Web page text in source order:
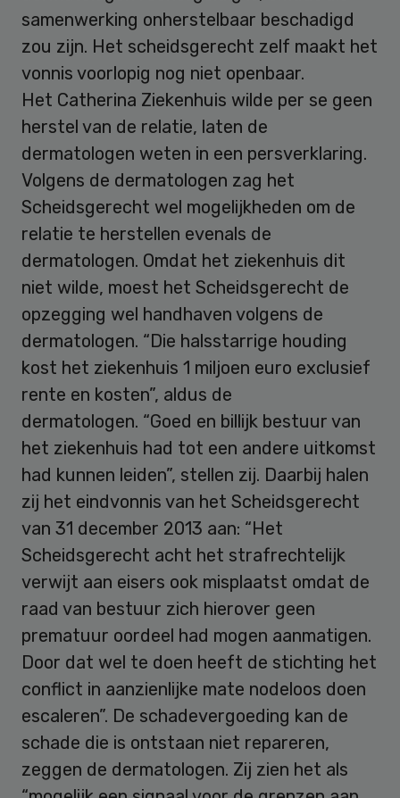
samenwerking onherstelbaar beschadigd
zou zijn. Het scheidsgerecht zelf maakt het
vonnis voorlopig nog niet openbaar.
Het Catherina Ziekenhuis wilde per se geen
herstel van de relatie, laten de
dermatologen weten in een persverklaring.
Volgens de dermatologen zag het
Scheidsgerecht wel mogelijkheden om de
relatie te herstellen evenals de
dermatologen. Omdat het ziekenhuis dit
niet wilde, moest het Scheidsgerecht de
opzegging wel handhaven volgens de
dermatologen. “Die halsstarrige houding
kost het ziekenhuis 1 miljoen euro exclusief
rente en kosten”, aldus de
dermatologen. “Goed en billijk bestuur van
het ziekenhuis had tot een andere uitkomst
had kunnen leiden”, stellen zij. Daarbij halen
zij het eindvonnis van het Scheidsgerecht
van 31 december 2013 aan: “Het
Scheidsgerecht acht het strafrechtelijk
verwijt aan eisers ook misplaatst omdat de
raad van bestuur zich hierover geen
prematuur oordeel had mogen aanmatigen.
Door dat wel te doen heeft de stichting het
conflict in aanzienlijke mate nodeloos doen
escaleren”. De schadevergoeding kan de
schade die is ontstaan niet repareren,
zeggen de dermatologen. Zij zien het als